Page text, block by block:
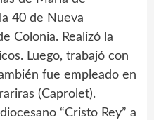
40 de Nueva
Colonia. Realizó la
Luego, trabajó con
fue empleado en
(Caprolet).
“Cristo Rey” a